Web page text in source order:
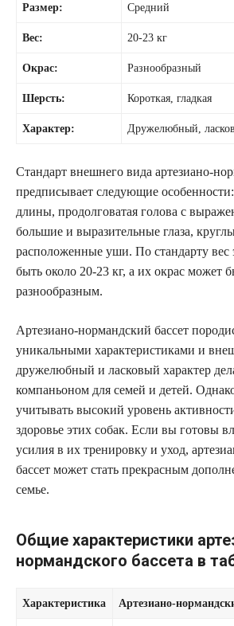
Размер: Средний
Вес: 20-23 кг
Окрас: Разнообразный
Шерсть: Короткая, гладкая
Характер: Дружелюбный,
Стандарт внешнего вида артезиано-
предписывает следующие
длины, продолговатая голова с
большие и выразительные глаза,
расположенные уши. По стандарту вес
быть около 20-23 кг, а их окрас может
разнообразным.
Артезиано-нормандский бассет
уникальными характеристиками и
дружелюбный и ласковый характер
компаньоном для семей и детей.
учитывать высокий уровень
здоровье этих собак. Если вы готовы
усилия в их тренировку и уход,
бассет может стать прекрасным
семье.
Общие характеристики
нормандского бассета в
Характеристика Артезиано-